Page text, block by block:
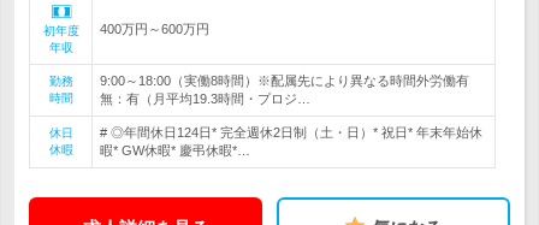
初年度
年収
400万円～600万円
勤務
時間
9:00～18:00（実働8時間）※配属先により異なる時間外労働有
無：有（月平均19.3時間・プロジ…
休日
休暇
# ◎年間休日124日* 完全週休2日制（土・日）* 祝日* 年末年始休
暇* GW休暇* 慶弔休暇*…